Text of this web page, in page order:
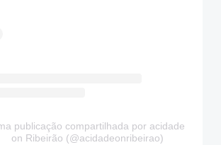
publicação compartilhada por acidade
on Ribeirão (@acidadeonribeirao)